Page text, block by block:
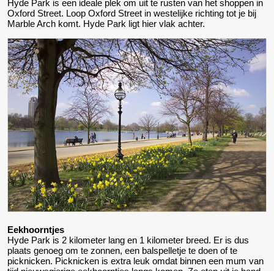
Hyde Park is een ideale plek om uit te rusten van het shoppen in
Oxford Street. Loop Oxford Street in westelijke richting tot je bij
Marble Arch komt. Hyde Park ligt hier vlak achter.
Eekhoorntjes
Hyde Park is 2 kilometer lang en 1 kilometer breed. Er is dus
plaats genoeg om te zonnen, een balspelletje te doen of te
picknicken. Picknicken is extra leuk omdat binnen een mum van